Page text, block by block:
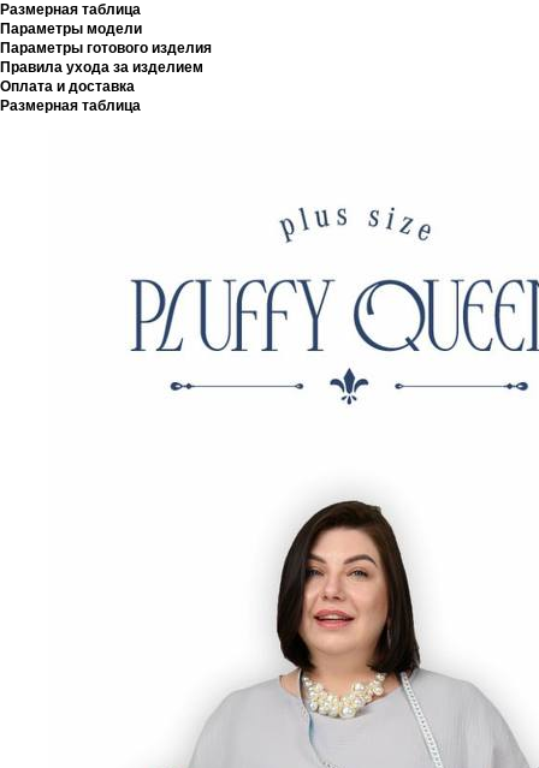
Размерная таблица
Параметры модели
Параметры готового изделия
Правила ухода за изделием
Оплата и доставка
Размерная таблица